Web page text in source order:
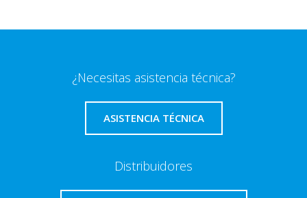
¿Necesitas asistencia técnica?
ASISTENCIA TÉCNICA
Distribuidores